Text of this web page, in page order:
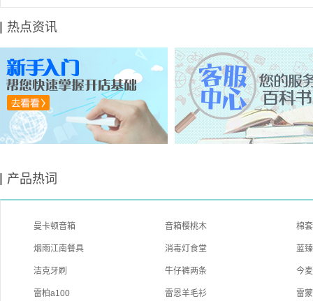
热点资讯
产品热词
曼卡顿音箱 音箱樱桃木 棉
烟雨江南餐具 消毒灯食堂 蓝
洁克牙刷 牛仔裤两条 今
雷柏a100 雷恩羊毛衫 雷